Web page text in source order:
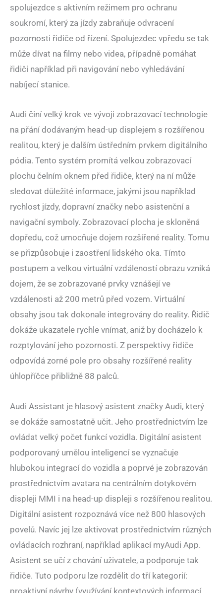
spolujezdce s aktivním režimem pro ochranu
soukromí, který za jízdy zabraňuje odvracení
pozornosti řidiče od řízení. Spolujezdec vpředu se tak
může dívat na filmy nebo videa, případně pomáhat
řidiči například při navigování nebo vyhledávání
nabíjecí stanice.
Audi činí velký krok ve vývoji zobrazovací technologie
na přání dodávaným head-up displejem s rozšířenou
realitou, který je dalším ústředním prvkem digitálního
pódia. Tento systém promítá velkou zobrazovací
plochu čelním oknem před řidiče, který na ní může
sledovat důležité informace, jakými jsou například
rychlost jízdy, dopravní značky nebo asistenční a
navigační symboly. Zobrazovací plocha je skloněná
dopředu, což umocňuje dojem rozšířené reality. Tomu
se přizpůsobuje i zaostření lidského oka. Tímto
postupem a velkou virtuální vzdáleností obrazu vzniká
dojem, že se zobrazované prvky vznášejí ve
vzdálenosti až 200 metrů před vozem. Virtuální
obsahy jsou tak dokonale integrovány do reality. Řidič
dokáže ukazatele rychle vnímat, aniž by docházelo k
rozptylování jeho pozornosti. Z perspektivy řidiče
odpovídá zorné pole pro obsahy rozšířené reality
úhlopříčce přibližně 88 palců.
Audi Assistant je hlasový asistent značky Audi, který
se dokáže samostatně učit. Jeho prostřednictvím lze
ovládat velký počet funkcí vozidla. Digitální asistent
podporovaný umělou inteligencí se vyznačuje
hlubokou integrací do vozidla a poprvé je zobrazován
prostřednictvím avatara na centrálním dotykovém
displeji MMI i na head-up displeji s rozšířenou realitou.
Digitální asistent rozpoznává více než 800 hlasových
povelů. Navíc jej lze aktivovat prostřednictvím různých
ovládacích rozhraní, například aplikací myAudi App.
Asistent se učí z chování uživatele, a podporuje tak
řidiče. Tuto podporu lze rozdělit do tří kategorií:
proaktivní návrhy (využívání kontextových informací,